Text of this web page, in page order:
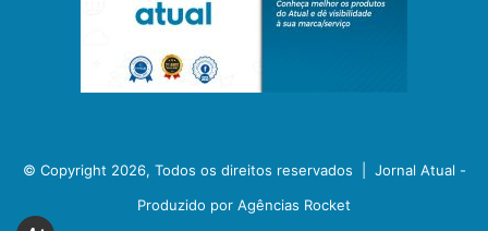
© Copyright 2026, Todos os direitos reservados | Jornal Atual -
Produzido por Agências Rocket